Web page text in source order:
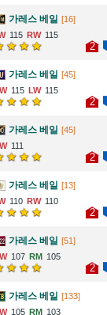
가레스 베일 [16]
115
115
2
가레스 베일 [45]
115
115
2
가레스 베일 [45]
111
2
가레스 베일 [13]
110
110
2
가레스 베일 [51]
107
105
2
가레스 베일 [133]
105
103